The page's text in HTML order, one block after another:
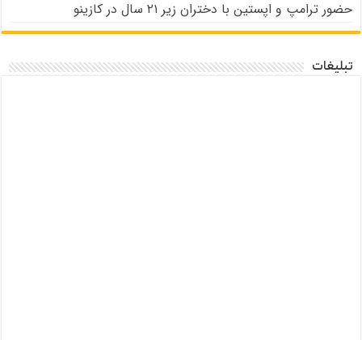
حضور ترامپ و اپستین با دختران زیر ۲۱ سال در کازینو
تبلیغات